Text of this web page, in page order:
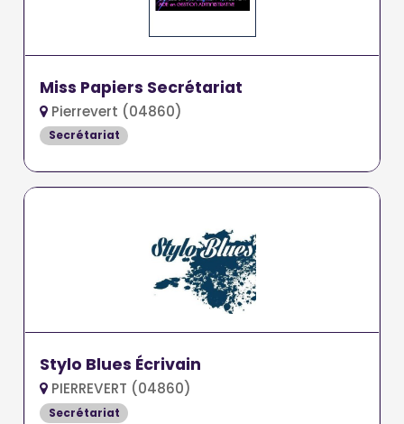
Miss Papiers Secrétariat
Pierrevert (04860)
Secrétariat
Stylo Blues Écrivain
PIERREVERT (04860)
Secrétariat